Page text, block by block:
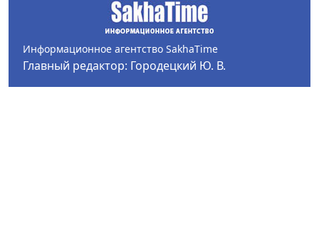
Информационное агентство SakhaTime
Главный редактор: Городецкий Ю. В.